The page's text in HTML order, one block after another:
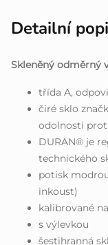
Detailní
Skleněný odměrný
třída A,
čiré sklo
odolnosti
DURAN® je
technického
potisk
inkoust)
kalibrované
s výlevkou
šestihranná